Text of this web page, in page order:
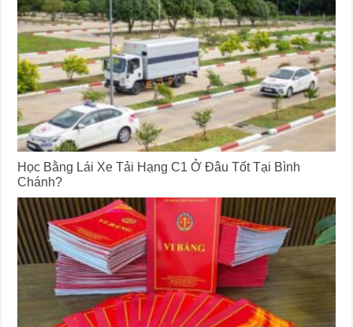
Học Bằng Lái Xe Tải Hạng C1 Ở Đâu Tốt Tại Bình
Chánh?